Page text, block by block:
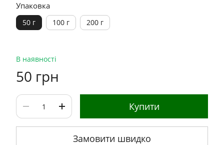
Упаковка
50 г 100 г 200 г
В наявності
50 грн
Купити
Замовити швидко